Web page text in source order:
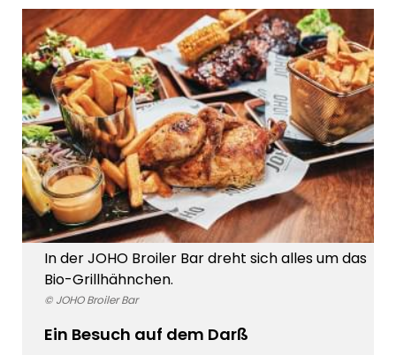
Ein Besuch auf dem Darß
In der JOHO Broiler Bar dreht sich alles um das
Bio-Grillhähnchen.
© JOHO Broiler Bar